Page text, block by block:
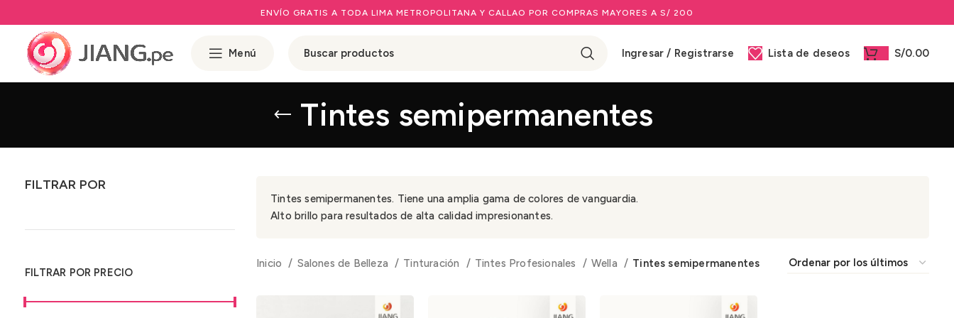
ENVÍO GRATIS A TODA LIMA METROPOLITANA Y CALLAO POR COMPRAS MAYORES A S/ 200
Menú Ingresar / Registrarse Lista de deseos S/0.00
Tintes semipermanentes
FILTRAR POR
FILTRAR POR PRECIO
Tintes semipermanentes. Tiene una amplia gama de colores de vanguardia.
Alto brillo para resultados de alta calidad impresionantes.
Inicio Salones de Belleza Tinturación Tintes Profesionales Wella Tintes semipermanentes